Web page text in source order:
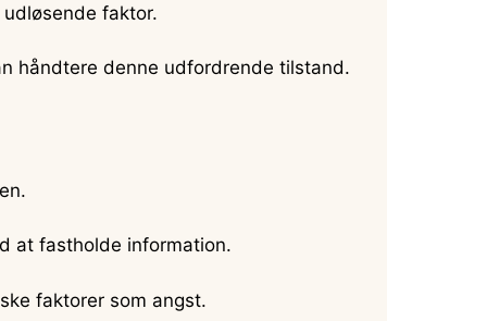
faktor.
håndtere denne udfordrende tilstand.
at fastholde information.
faktorer som angst.